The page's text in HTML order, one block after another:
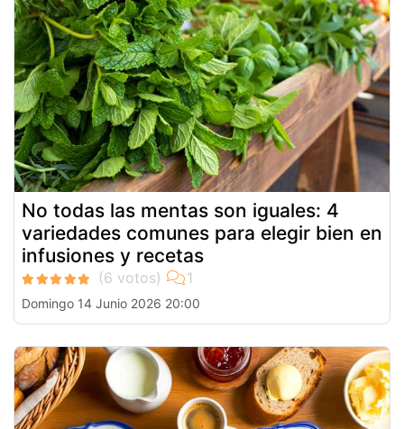
No todas las mentas son iguales: 4
variedades comunes para elegir bien en
infusiones y recetas
Domingo 14 Junio 2026 20:00